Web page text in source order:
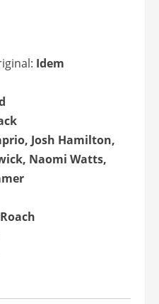
Idem
Josh Hamilton,
Naomi Watts,